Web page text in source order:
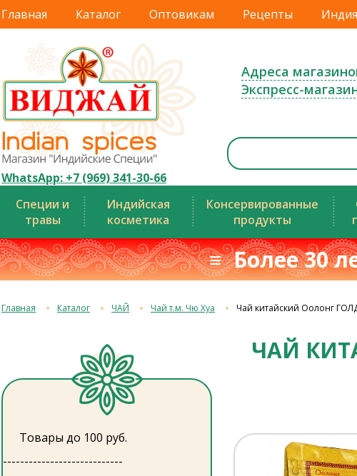
Главная Каталог Оптовикам Рецепты Индия
WhatsApp: +7 (969) 341-30-66
Адреса
Экспресс-
Специи и
травы
Индийская
косметика
Консервированные
продукты
≡ Более 30
Главная Каталог ЧАЙ Чай т.м. Чю Хуа Чай китайский Оолонг
Товары до 100 руб.
----------------------------
ЧАЙ